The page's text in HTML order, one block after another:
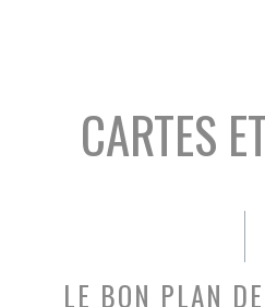
CARTES
LE BON PLAN